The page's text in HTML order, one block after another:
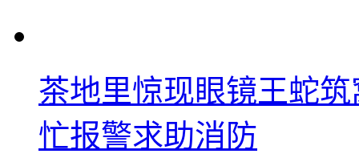
茶地里惊现眼镜王蛇
忙报警求助消防